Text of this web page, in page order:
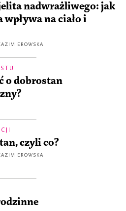
nadwrażliwego: jak
wpływa na ciało i
o dobrostan
czyli co?